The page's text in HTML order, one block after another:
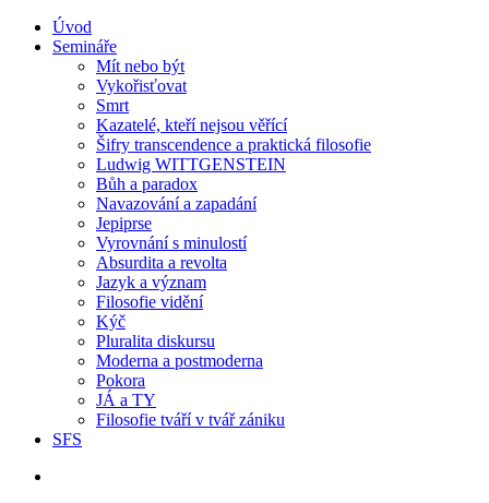
Úvod
Semináře
Mít nebo být
Vykořisťovat
Smrt
Kazatelé, kteří nejsou věřící
Šifry transcendence a praktická filosofie
Ludwig WITTGENSTEIN
Bůh a paradox
Navazování a zapadání
Jepiprse
Vyrovnání s minulostí
Absurdita a revolta
Jazyk a význam
Filosofie vidění
Kýč
Pluralita diskursu
Moderna a postmoderna
Pokora
JÁ a TY
Filosofie tváří v tvář zániku
SFS